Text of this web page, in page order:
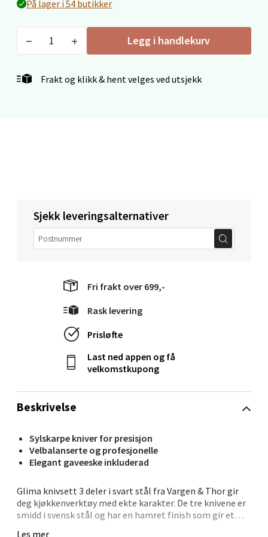
På lager i 54 butikker
Legg i handlekurv
Frakt og klikk & hent velges ved utsjekk
Beskrivelse
Sylskarpe kniver for presisjon
Velbalanserte og profesjonelle
Elegant gaveeske inkluderad
Glima knivsett 3 deler i svart stål fra Vargen & Thor gir
deg kjøkkenverktøy med ekte karakter. De tre knivene er
smidd i svensk stål og har en hamret finish som gir et
Les mer
Sjekk leveringsalternativer
Fri frakt over 699,-
Rask levering
Prisløfte
Last ned appen og få
velkomstkupong
Mo i Rana - Thon Senter Mo i
Rana
Ålesund - Thon Senter Moa
Langelandsvegen 25, 6010 Ålesund
6 i butikk
Molde - Moldetorget
Torget 1, 6413 Molde
6 i butikk
Narvik - Thon Senter